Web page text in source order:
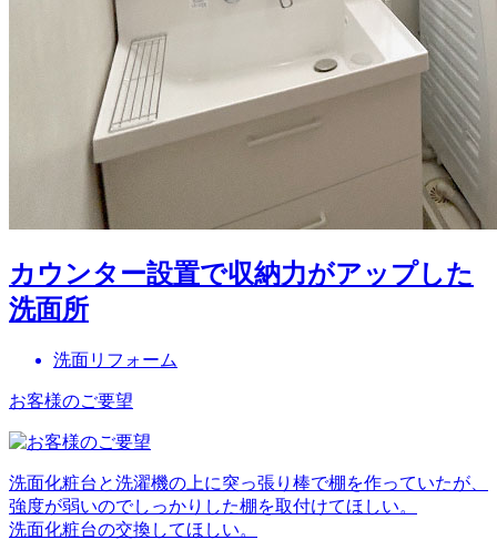
カウンター設置で収納力がアップした
洗面所
洗面リフォーム
お客様のご要望
洗面化粧台と洗濯機の上に突っ張り棒で棚を作っていたが、
強度が弱いのでしっかりした棚を取付けてほしい。
洗面化粧台の交換してほしい。